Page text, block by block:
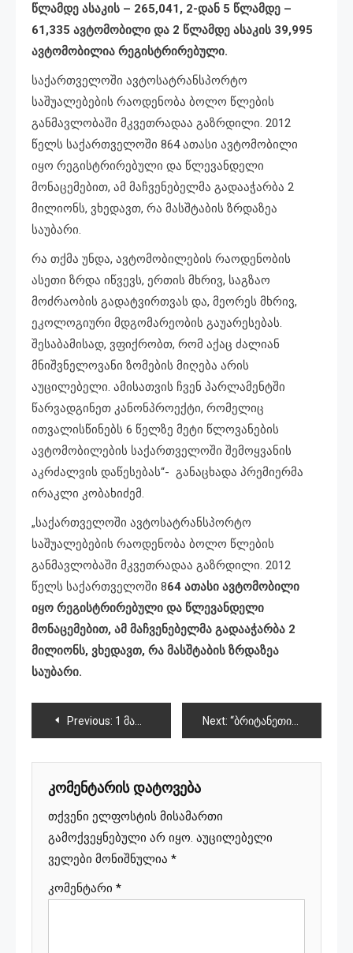
წლამდე ასაკის – 265,041, 2-დან 5 წლამდე –
61,335 ავტომობილი და 2 წლამდე ასაკის 39,995
ავტომობილია რეგისტრირებული.
საქართველოში ავტოსატრანსპორტო
საშუალებების რაოდენობა ბოლო წლების
განმავლობაში მკვეთრადაა გაზრდილი. 2012
წელს საქართველოში 864 ათასი ავტომობილი
იყო რეგისტრირებული და წლევანდელი
მონაცემებით, ამ მაჩვენებელმა გადააჭარბა 2
მილიონს, ვხედავთ, რა მასშტაბის ზრდაზეა
საუბარი.
რა თქმა უნდა, ავტომობილების რაოდენობის
ასეთი ზრდა იწვევს, ერთის მხრივ, საგზაო
მოძრაობის გადატვირთვას და, მეორეს მხრივ,
ეკოლოგიური მდგომარეობის გაუარესებას.
შესაბამისად, ვფიქრობთ, რომ აქაც ძალიან
მნიშვნელოვანი ზომების მიღება არის
აუცილებელი. ამისათვის ჩვენ პარლამენტში
წარვადგინეთ კანონპროექტი, რომელიც
ითვალისწინებს 6 წელზე მეტი წლოვანების
ავტომობილების საქართველოში შემოყვანის
აკრძალვის დაწესებას“- განაცხადა პრემიერმა
ირაკლი კობახიძემ.
„საქართველოში ავტოსატრანსპორტო
საშუალებების რაოდენობა ბოლო წლების
განმავლობაში მკვეთრადაა გაზრდილი. 2012
წელს საქართველოში 864 ათასი ავტომობილი
იყო რეგისტრირებული და წლევანდელი
მონაცემებით, ამ მაჩვენებელმა გადააჭარბა 2
მილიონს, ვხედავთ, რა მასშტაბის ზრდაზეა
საუბარი.
პოსტის
ნავიგაცია
Previous: 1 მარტიდან საქართველოში უცხო ქვეყნის მოქალაქეები ტაქსის მძღოლებად, კურიერებად და გიდებად ვეღარ იმუშავებენ Next: “ბრიტანეთის გადაწყვეტილება, დაესანქცირებინა „იმედი“ და „პოსტ ტვ“, ბევრ კითხვას აჩენს”
კომენტარის დატოვება
თქვენი ელფოსტის მისამართი
გამოქვეყნებული არ იყო. აუცილებელი
ველები მონიშნულია *
კომენტარი *